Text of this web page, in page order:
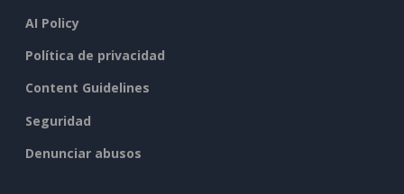
AI Policy
Política de privacidad
Content Guidelines
Seguridad
Denunciar abusos